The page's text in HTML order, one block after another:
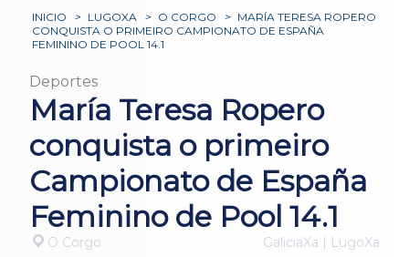
INICIO > LUGOXA > O CORGO > MARÍA TERESA ROPERO
CONQUISTA O PRIMEIRO CAMPIONATO DE ESPAÑA
FEMININO DE POOL 14.1
Deportes
María Teresa Ropero
conquista o primeiro
Campionato de España
Feminino de Pool 14.1
O Corgo GaliciaXa | LugoXa